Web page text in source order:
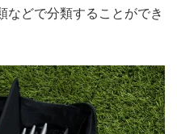
などで分類することができ